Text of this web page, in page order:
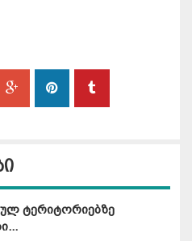
ტერიტორიებზე